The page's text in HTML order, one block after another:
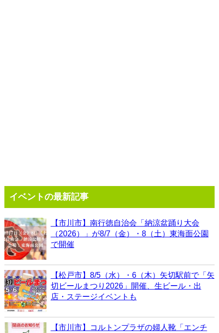
イベントの最新記事
【市川市】南行徳自治会「納涼盆踊り大会
（2026）」が8/7（金）・8（土）東海面公園
で開催
【松戸市】8/5（水）・6（木）矢切駅前で「矢
切ビールまつり2026」開催、生ビール・出
店・ステージイベントも
【市川市】コルトンプラザの婦人靴「エンチ